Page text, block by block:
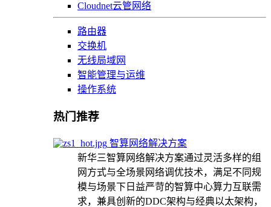
Cloudnet云管网络
路由器
交换机
无线局域网
智能管理与运维
操作系统
热门推荐
智算网络解决方案
新华三智算网络解决方案通过灵活多样的组
网方式与全场景网络调优技术，满足不同规
模与场景下日益严苛的智算中心算力互联需
求，兼具创新的DDC架构与经典以太架构，